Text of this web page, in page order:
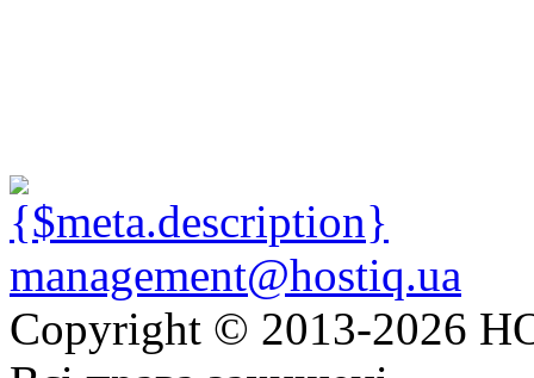
management@hostiq.ua
Copyright © 2013-2026